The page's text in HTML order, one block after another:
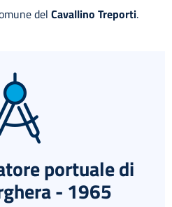
del Cavallino Treporti.
portuale di
- 1965